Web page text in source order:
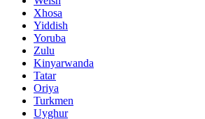
Xhosa
Yiddish
Yoruba
Zulu
Kinyarwanda
Tatar
Oriya
Turkmen
Uyghur